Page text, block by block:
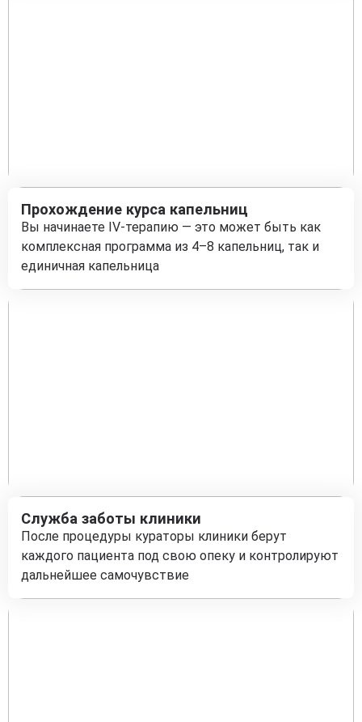
Прохождение курса капельниц
Вы начинаете IV-терапию — это может быть как
комплексная программа из 4–8 капельниц, так и
единичная капельница
Служба заботы клиники
После процедуры кураторы клиники берут
каждого пациента под свою опеку и контролируют
дальнейшее самочувствие